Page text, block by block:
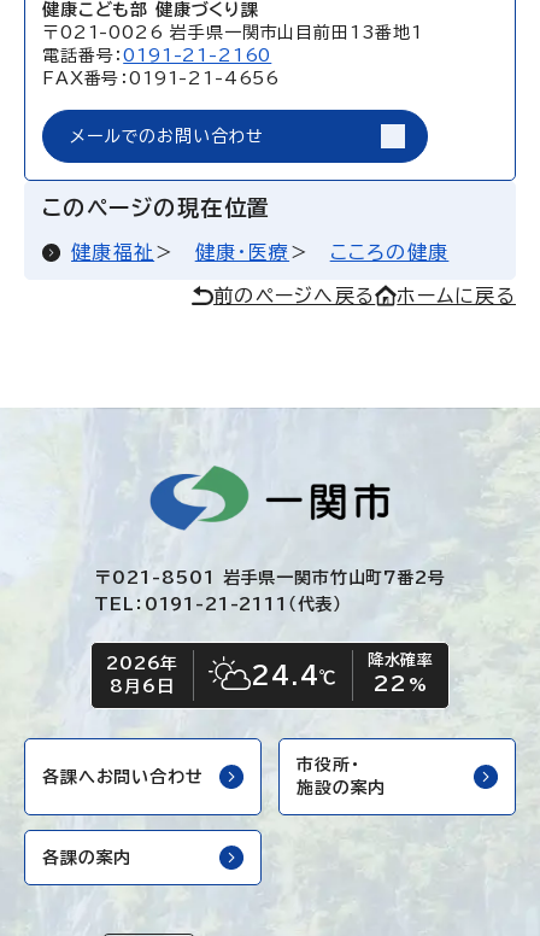
健康こども部 健康づくり課
〒021-0026 岩手県一関市山目前田13番地1
電話番号：0191-21-2160
FAX番号：0191-21-4656
メールでのお問い合わせ
このページの現在位置
健康福祉 健康・医療 こころの健康
前のページへ戻る ホームに戻る
〒021-8501 岩手県一関市竹山町7番2号
TEL：0191-21-2111（代表）
今日の日付
2026年
8月6日
今日の天気
晴れ時々くもり
24.4℃
降水確率
22 %
各課へお問い合わせ
市役所・
施設の案内
各課の案内